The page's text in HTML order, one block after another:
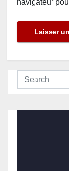
navigateur